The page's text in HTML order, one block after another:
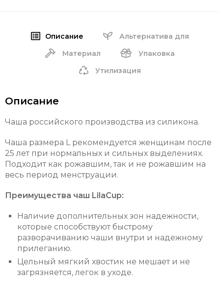
Описание
Альтернатива для
Материал
Упаковка
Утилизация
Описание
Чаша российского производства из силикона.
Чаша размера L рекомендуется женщинам после
25 лет при нормальных и сильных выделениях.
Подходит как рожавшим, так и не рожавшим на
весь период менструации.
Преимущества чаш LilaCup:
Наличие дополнительных зон надежности,
которые способствуют быстрому
разворачиванию чаши внутри и надежному
прилеганию.
Цельный мягкий хвостик не мешает и не
загрязняется, легок в уходе.